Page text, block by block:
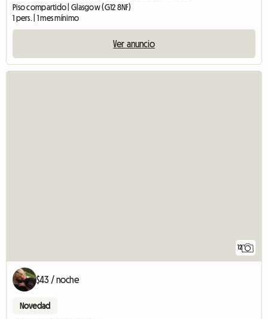
Piso compartido | Glasgow (G12 8NF)
1 pers. | 1 mes mínimo
Ver anuncio
12
$43 / noche
Novedad